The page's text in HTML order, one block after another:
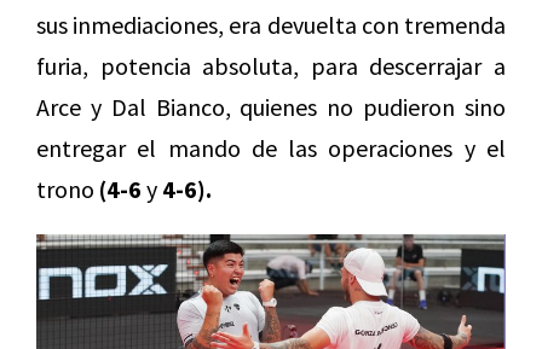
sus inmediaciones, era devuelta con tremenda
furia, potencia absoluta, para descerrajar a
Arce y Dal Bianco, quienes no pudieron sino
entregar el mando de las operaciones y el
trono (4-6 y 4-6).